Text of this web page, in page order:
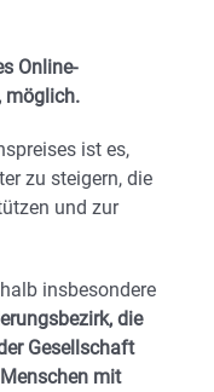
Online­-
möglich.
ist es,
zu steigern, die
und zur
insbesondere
die
Gesellschaft
mit